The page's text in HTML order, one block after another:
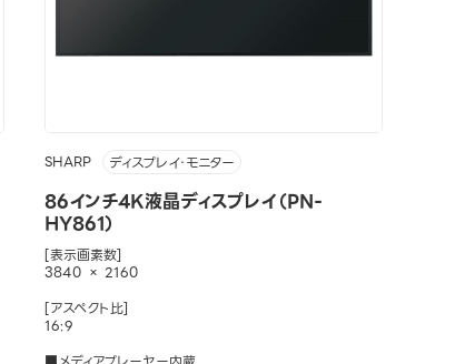
SHARP ディスプレイ・モニター
86インチ4K液晶ディスプレイ（PN-
HY861）
[表示画素数]
3840 × 2160
[アスペクト比]
16:9